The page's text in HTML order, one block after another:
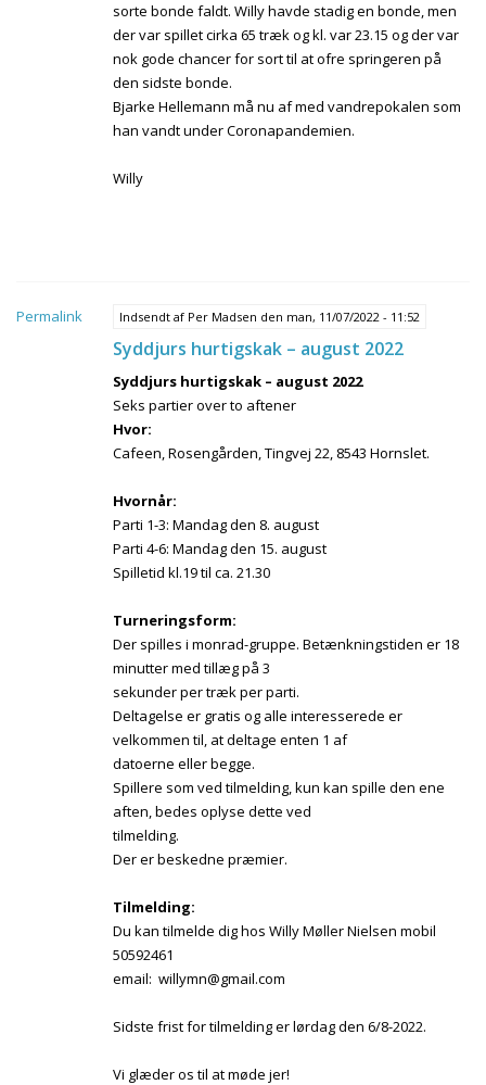
sorte bonde faldt. Willy havde stadig en bonde, men
der var spillet cirka 65 træk og kl. var 23.15 og der var
nok gode chancer for sort til at ofre springeren på
den sidste bonde.
Bjarke Hellemann må nu af med vandrepokalen som
han vandt under Coronapandemien.
Willy
Permalink Indsendt af Per Madsen den man, 11/07/2022 - 11:52
Syddjurs hurtigskak – august 2022
Syddjurs hurtigskak – august 2022
Seks partier over to aftener
Hvor:
Cafeen, Rosengården, Tingvej 22, 8543 Hornslet.
Hvornår:
Parti 1-3: Mandag den 8. august
Parti 4-6: Mandag den 15. august
Spilletid kl.19 til ca. 21.30
Turneringsform:
Der spilles i monrad-gruppe. Betænkningstiden er 18
minutter med tillæg på 3
sekunder per træk per parti.
Deltagelse er gratis og alle interesserede er
velkommen til, at deltage enten 1 af
datoerne eller begge.
Spillere som ved tilmelding, kun kan spille den ene
aften, bedes oplyse dette ved
tilmelding.
Der er beskedne præmier.
Tilmelding:
Du kan tilmelde dig hos Willy Møller Nielsen mobil
50592461
email: willymn@gmail.com
Sidste frist for tilmelding er lørdag den 6/8-2022.
Vi glæder os til at møde jer!